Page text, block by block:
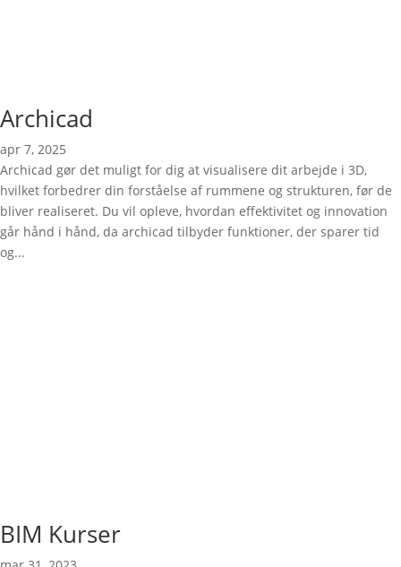
Archicad
apr 7, 2025
Archicad gør det muligt for dig at visualisere dit arbejde i 3D,
hvilket forbedrer din forståelse af rummene og strukturen, før de
bliver realiseret. Du vil opleve, hvordan effektivitet og innovation
går hånd i hånd, da archicad tilbyder funktioner, der sparer tid
og...
BIM Kurser